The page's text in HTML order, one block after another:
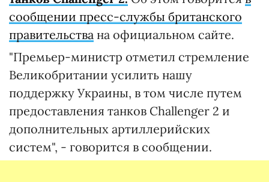
сообщении пресс-службы британского
правительства на официальном сайте.
"Премьер-министр отметил стремление
Великобритании усилить нашу
поддержку Украины, в том числе путем
предоставления танков Challenger 2 и
дополнительных артиллерийских
систем", - говорится в сообщении.